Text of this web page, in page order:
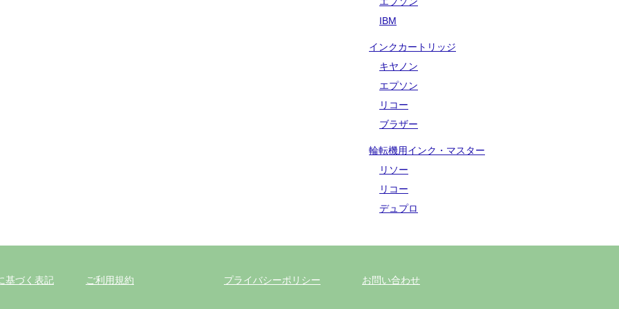
IBM
インクカートリッジ
キヤノン
エプソン
リコー
ブラザー
輪転機用インク・マスター
リソー
リコー
デュプロ
基づく表記 ご利用規約 プライバシーポリシー お問い合わせ